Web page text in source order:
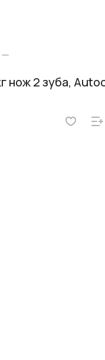
нож 2 зуба,